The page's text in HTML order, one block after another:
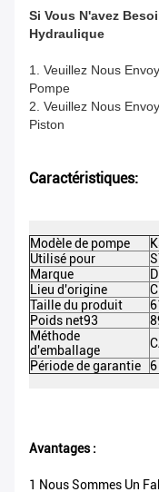
Si Vous N'avez
Hydraulique
1. Veuillez Nous
Pompe
2. Veuillez Nous
Piston
Caractéristiques:
Modèle de pompe
Utilisé pour
Marque
Lieu d'origine
Taille du produit
Poids net93
Méthode
d'emballage
Période de garantie
Avantages :
1 Nous Sommes Un